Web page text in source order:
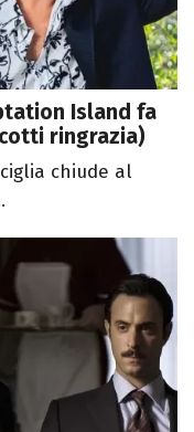
Island fa
ringrazia)
chiude al